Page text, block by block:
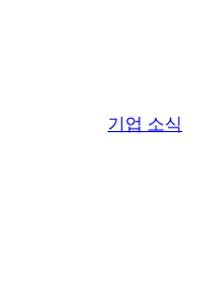
기업 소식